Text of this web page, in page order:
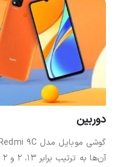
دوربین